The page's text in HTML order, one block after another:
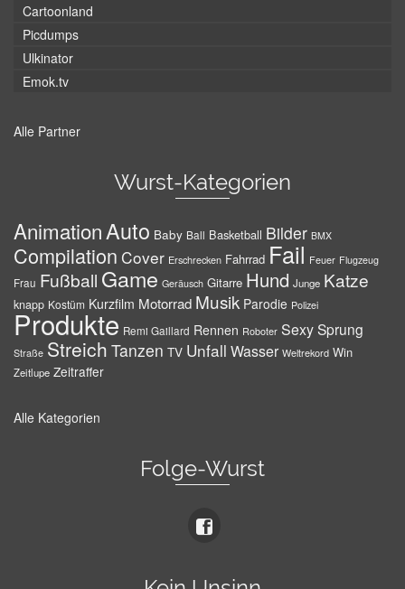
Cartoonland
Picdumps
Ulkinator
Emok.tv
Alle Partner
Wurst-Kategorien
AnimationAuto Baby Ball Basketball Bilder BMX
Compilation Cover Erschrecken Fahrrad Fail Feuer Flugzeug
Frau Fußball Game Geräusch Gitarre Hund Junge Katze
knapp Kostüm Kurzfilm Motorrad Musik Parodie Polizei
Produkte Remi Gaillard Rennen Roboter SexySprung
Straße Streich Tanzen TV Unfall Wasser Weltrekord Win
Zeitlupe Zeitraffer
Alle Kategorien
Folge-Wurst